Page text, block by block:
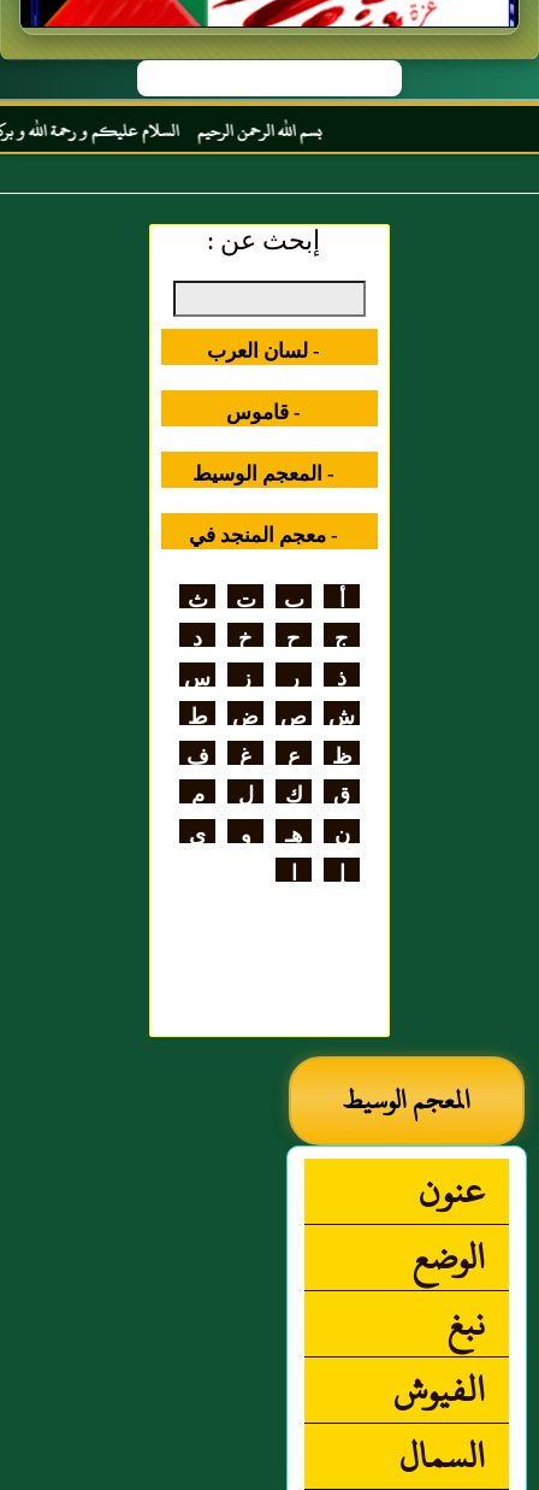
بسم الله الرحمن الرحيم السلام عليكم و رحمة الله و
إبحث عن :
- لسان العرب
- قاموس
المصطلحات العلمية
- المعجم الوسيط
- معجم المنجد في
علي بن الحسن
الهنائي الأزدي
أ ب ت
ث
ج
ح خ
د
ذ
ر ز
س
ش ص ض
ط
ظ
ع غ
ف
ق
ك ل
م
ن
هـ و
ي
إ
ا
المعجم الوسيط
عنون
الوضع
نبغ
الفيوش
السمال